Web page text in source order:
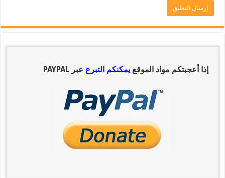
إذا أعجبتكم مواد الموقع يمكنكم التبرع عبر PAYPAL